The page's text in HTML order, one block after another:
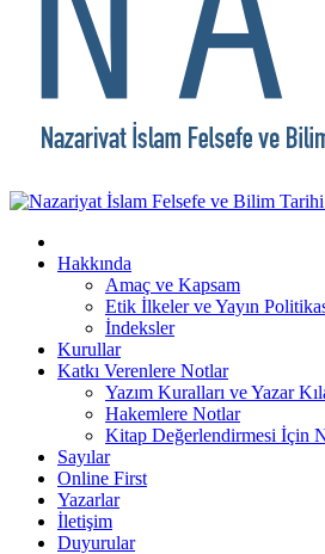
Hakkında
Amaç ve Kapsam
Etik İlkeler ve Yayın
İndeksler
Kurullar
Katkı Verenlere Notlar
Yazım Kuralları ve Yazar
Hakemlere Notlar
Kitap Değerlendirmesi İçin
Sayılar
Online First
Yazarlar
İletişim
Duyurular